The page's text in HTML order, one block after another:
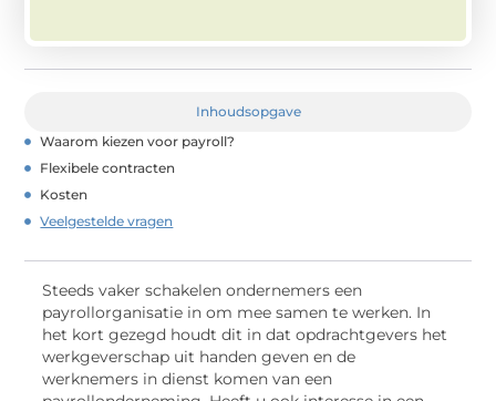
Inhoudsopgave
Waarom kiezen voor payroll?
Flexibele contracten
Kosten
Veelgestelde vragen
Steeds vaker schakelen ondernemers een
payrollorganisatie in om mee samen te werken. In
het kort gezegd houdt dit in dat opdrachtgevers het
werkgeverschap uit handen geven en de
werknemers in dienst komen van een